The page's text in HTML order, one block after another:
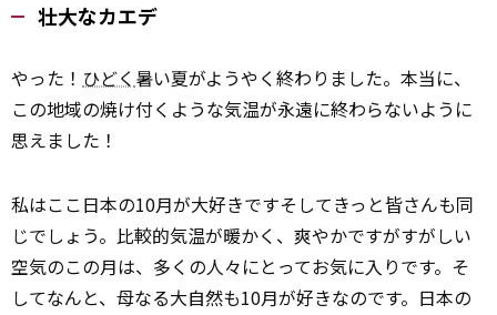
壮大なカエデ
やった！ ひどく 暑い夏がようやく終わりました。本当に、
この地域の焼け付くような気温が永遠に終わらないように
思えました！
私はここ日本の10月が大好きです――そしてきっと皆さんも同
じでしょう。比較的気温が暖かく、爽やかですがすがしい
空気のこの月は、多くの人々にとってお気に入りです。そ
してなんと、母なる大自然も10月が好きなのです。日本の